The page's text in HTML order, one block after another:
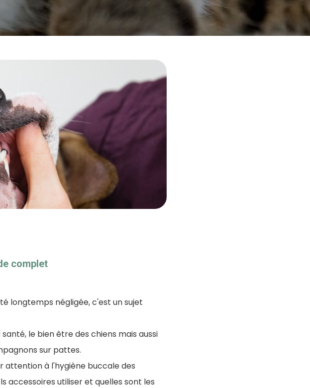
complet
longtemps négligée, c'est un sujet
le bien être des chiens mais aussi
sur pattes.
attention à l'hygiène buccale des
accessoires utiliser et quelles sont les